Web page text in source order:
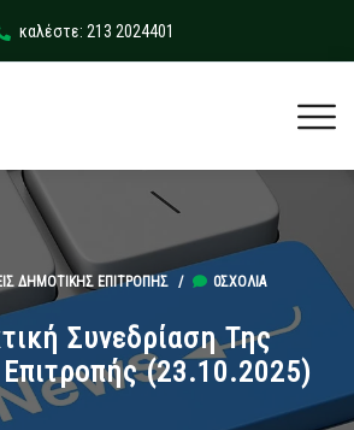
καλέστε: 213 2024401
ΔΗΜΟΤΙΚΉΣ ΕΠΙΤΡΟΠΉΣ/ 0ΣΧΌΛΙΑ
Συνεδρίαση Της
(23.10.2025)